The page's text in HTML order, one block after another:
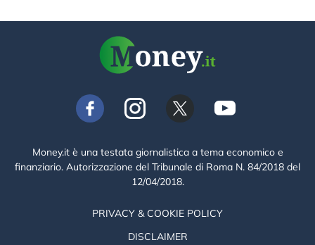
Money.it è una testata giornalistica a tema economico e
finanziario. Autorizzazione del Tribunale di Roma N. 84/2018 del
12/04/2018.
PRIVACY & COOKIE POLICY
DISCLAIMER